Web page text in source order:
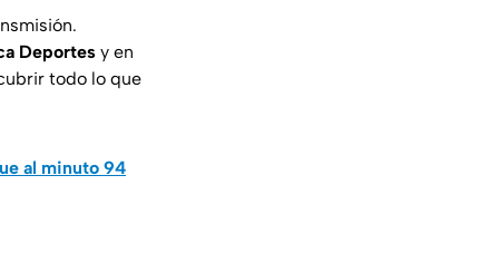
Deportes y en
todo lo que
al minuto 94